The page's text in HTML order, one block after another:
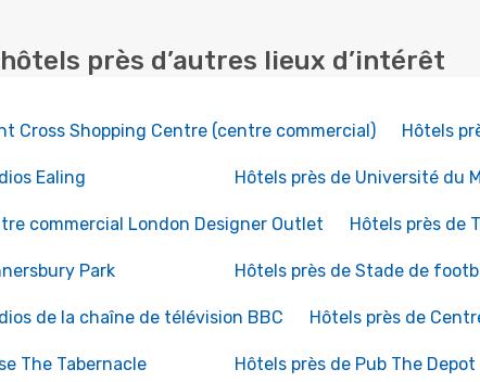
près d’autres lieux d’intérêt
Cross Shopping Centre (centre commercial) Hôtels
Ealing Hôtels près de Université du
commercial London Designer Outlet Hôtels près de
Park Hôtels près de Stade de
de la chaîne de télévision BBC Hôtels près de
The Tabernacle Hôtels près de Pub The Depot